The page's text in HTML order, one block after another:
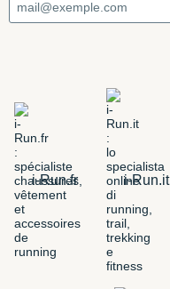
i-Run.fr i-Run.it